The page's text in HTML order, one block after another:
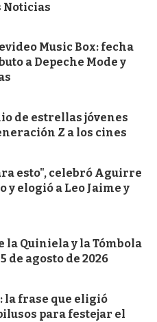
Noticias
Music Box: fecha
a Depeche Mode y
de estrellas jóvenes
Z a los cines
esto", celebró Aguirre
elogió a Leo Jaime y
la Quiniela y la Tómbola
agosto de 2026
la frase que eligió
para festejar el